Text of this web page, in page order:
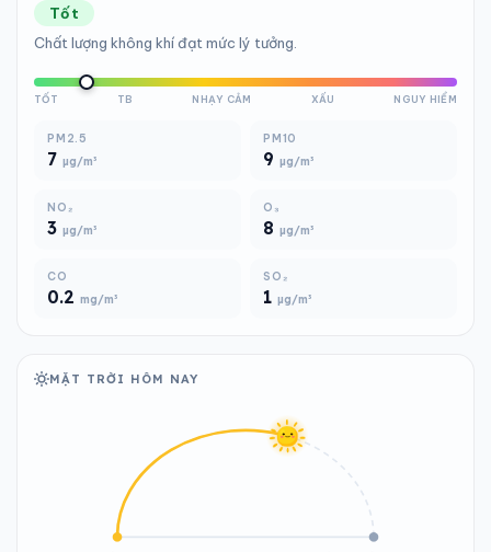
Tốt
Chất lượng không khí đạt mức lý tưởng.
TỐT TB NHẠY CẢM XẤU NGUY HIỂM
PM2.5
7 µg/m³
PM10
9 µg/m³
NO₂
3 µg/m³
O₃
8 µg/m³
CO
0.2 mg/m³
SO₂
1 µg/m³
MẶT TRỜI HÔM NAY